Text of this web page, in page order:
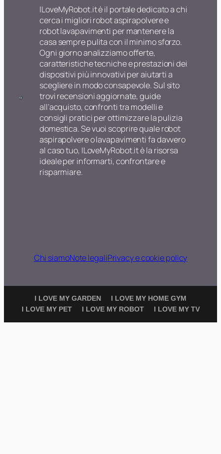
ILoveMyRobot.it è il portale dedicato a chi
cerca i migliori robot aspirapolvere e
robot lavapavimenti per mantenere la
casa sempre pulita con il minimo sforzo.
Ogni giorno analizziamo offerte,
caratteristiche tecniche e prestazioni dei
dispositivi più innovativi per aiutarti a
scegliere in modo consapevole. Sul sito
trovi recensioni aggiornate, guide
all’acquisto, confronti tra modelli e
consigli pratici per ottimizzare la pulizia
domestica. Se vuoi scoprire quale robot
aspirapolvere o lavapavimenti fa davvero
al caso tuo, ILoveMyRobot.it è la risorsa
ideale per informarti, confrontare e
risparmiare.
Chi siamoNote legaliPrivacy e cookie policy
I LOVE MY GARDEN
I LOVE MY HOME GYM
I LOVE MY PET
I LOVE MY ROBOT I LOVE MY TV